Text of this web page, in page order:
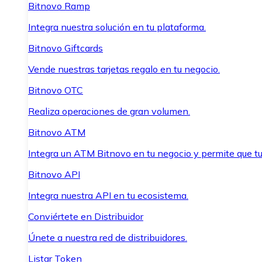
Bitnovo Ramp
Integra nuestra solución en tu plataforma.
Bitnovo Giftcards
Vende nuestras tarjetas regalo en tu negocio.
Bitnovo OTC
Realiza operaciones de gran volumen.
Bitnovo ATM
Integra un ATM Bitnovo en tu negocio y permite que
Bitnovo API
Integra nuestra API en tu ecosistema.
Conviértete en Distribuidor
Únete a nuestra red de distribuidores.
Listar Token